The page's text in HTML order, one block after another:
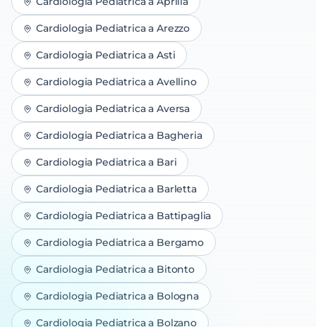
Cardiologia PediatricaaArezzo
Cardiologia PediatricaaAsti
Cardiologia PediatricaaAvellino
Cardiologia PediatricaaAversa
Cardiologia Pediatricaa Bagheria
Cardiologia Pediatricaa Bari
Cardiologia Pediatricaa Barletta
Cardiologia Pediatricaa Battipaglia
Cardiologia Pediatricaa Bergamo
Cardiologia Pediatricaa Bitonto
Cardiologia Pediatricaa Bologna
Cardiologia Pediatricaa Bolzano